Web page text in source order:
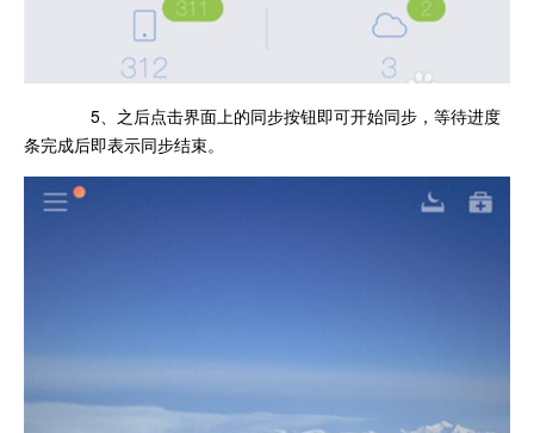
5、之后点击界面上的同步按钮即可开始同步，等待进度
条完成后即表示同步结束。